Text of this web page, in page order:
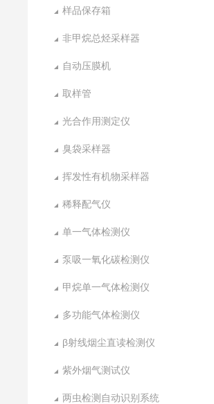
样品保存箱
非甲烷总烃采样器
自动压膜机
取样管
光合作用测定仪
臭袋采样器
挥发性有机物采样器
稀释配气仪
单一气体检测仪
泵吸一氧化碳检测仪
甲烷单一气体检测仪
多功能气体检测仪
β射线烟尘直读检测仪
紫外烟气测试仪
两虫检测自动识别系统